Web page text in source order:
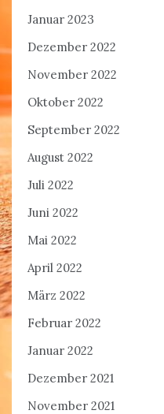
Januar 2023
Dezember 2022
November 2022
Oktober 2022
September 2022
August 2022
Juli 2022
Juni 2022
Mai 2022
April 2022
März 2022
Februar 2022
Januar 2022
Dezember 2021
November 2021